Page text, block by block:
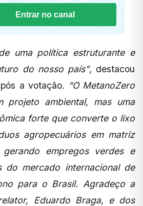
Entrar no canal
uma política estruturante e
do nosso país”, destacou
a votação. “O MetanoZero
projeto ambiental, mas uma
forte que converte o lixo
agropecuários em matriz
gerando empregos verdes e
do mercado internacional de
para o Brasil. Agradeço a
Eduardo Braga, e dos